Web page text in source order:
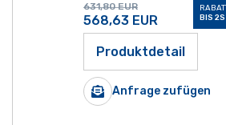
631,80 EUR
568,63 EUR
BIS
Produktdetail
Anfrage zufügen